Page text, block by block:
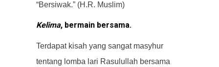
“Bersiwak.” (H.R. Muslim)
Kelima, bermain bersama.
Terdapat kisah yang sangat masyhur
tentang lomba lari Rasulullah bersama